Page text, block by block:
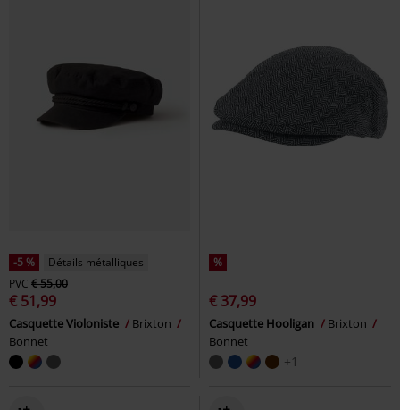
-5 %
Détails métalliques
PVC € 55,00
€ 51,99
Casquette Violoniste
Brixton
Bonnet
%
€ 37,99
Casquette Hooligan
Brixton
Bonnet
+1